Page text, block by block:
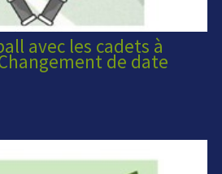
avec les cadets à
de date